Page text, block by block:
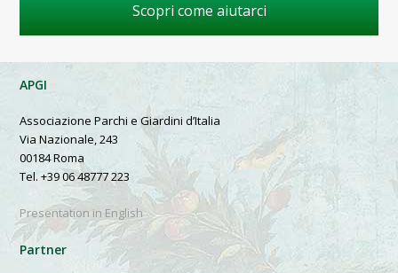
Scopri come aiutarci
APGI
Associazione Parchi e Giardini d’Italia
Via Nazionale, 243
00184 Roma
Tel. +39 06 48777 223
Presentation in English
Partner